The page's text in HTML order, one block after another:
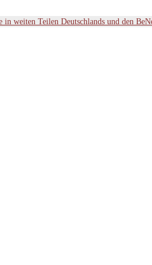
weiten Teilen Deutschlands und den